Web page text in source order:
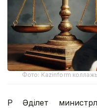
Фото: Kazinform
ҚР Әділет